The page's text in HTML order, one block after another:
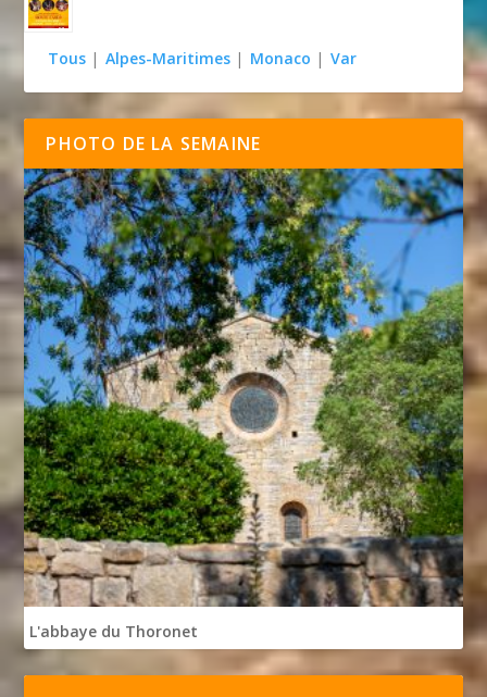
Tous | Alpes-Maritimes | Monaco | Var
PHOTO DE LA SEMAINE
L'abbaye du Thoronet